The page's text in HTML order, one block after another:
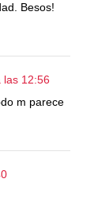
Besos!
las 12:56
m parece